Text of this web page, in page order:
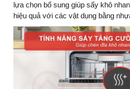
lựa chọn bổ sung giúp sấy khô
hiệu quả với các vật dụng bằng